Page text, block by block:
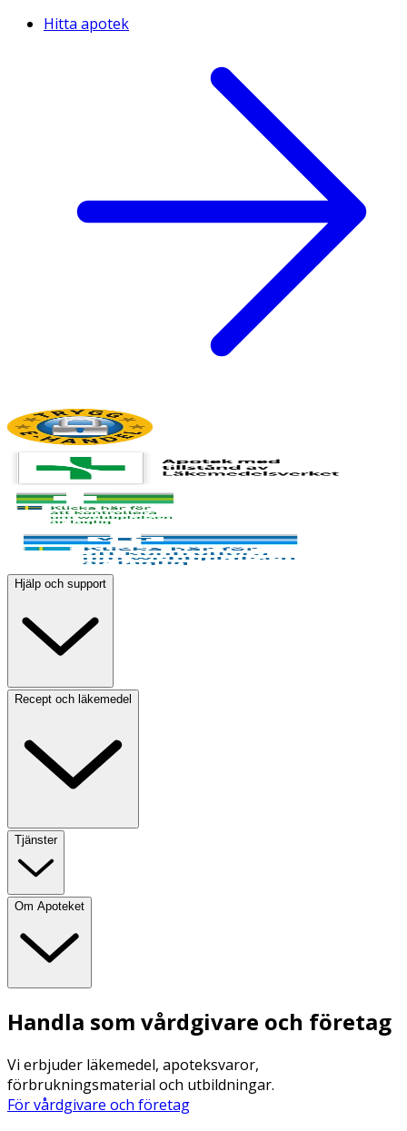
Hitta apotek
Hjälp och support
Recept och läkemedel
Tjänster
Om Apoteket
Handla som vårdgivare och företag
Vi erbjuder läkemedel, apoteksvaror,
förbrukningsmaterial och utbildningar.
För vårdgivare och företag